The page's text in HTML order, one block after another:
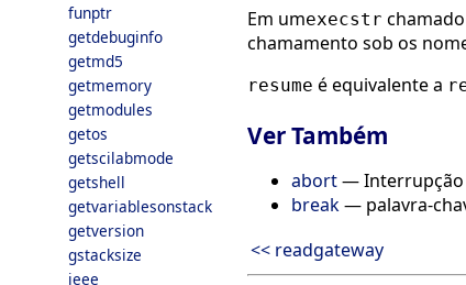
funptr
getdebuginfo
getmd5
getmemory
getmodules
getos
getscilabmode
getshell
getvariablesonstack
getversion
gstacksize
ieee
Em umexecstr
chamamento sob os
resume é equivalente a
Ver Também
abort— Interrupção
break— palavra-
<< readgateway